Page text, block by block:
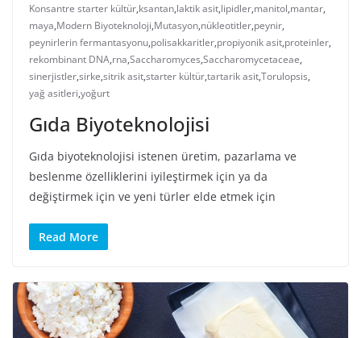
Konsantre starter kültür,ksantan,laktik asit,lipidler,manitol,mantar,
maya,Modern Biyoteknoloji,Mutasyon,nükleotitler,peynir,
peynirlerin fermantasyonu,polisakkaritler,propiyonik asit,proteinler,
rekombinant DNA,rna,Saccharomyces,Saccharomycetaceae,
sinerjistler,sirke,sitrik asit,starter kültür,tartarik asit,Torulopsis,
yağ asitleri,yoğurt
Gıda Biyoteknolojisi
Gıda biyoteknolojisi istenen üretim, pazarlama ve
beslenme özelliklerini iyileştirmek için ya da
değiştirmek için ve yeni türler elde etmek için
Read More